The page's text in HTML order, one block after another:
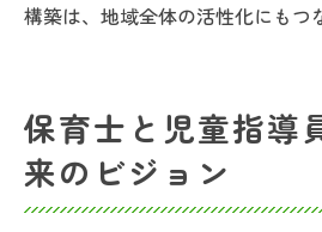
構築は、地域全体の活性化にもつ
保育士と児童指導
来のビジョン